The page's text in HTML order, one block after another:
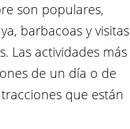
son populares,
barbacoas y visitas
Las actividades más
de un día o de
que están